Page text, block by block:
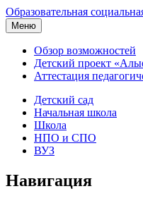
Образовательная
Меню
Обзор возможностей
Детский проект
Аттестация
Детский сад
Начальная школа
Школа
НПО и СПО
ВУЗ
Навигация